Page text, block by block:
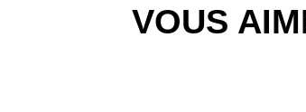
VOUS